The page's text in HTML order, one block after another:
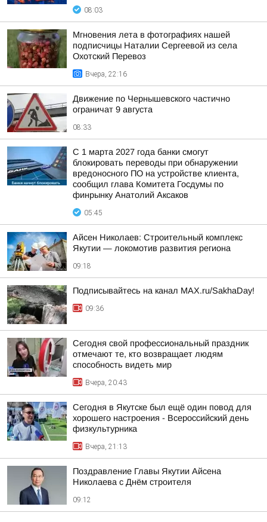
08:03
Мгновения лета в фотографиях нашей
подписчицы Наталии Сергеевой из села
Охотский Перевоз
Вчера, 22:16
Движение по Чернышевского частично
ограничат 9 августа
08:33
С 1 марта 2027 года банки смогут
блокировать переводы при обнаружении
вредоносного ПО на устройстве клиента,
сообщил глава Комитета Госдумы по
финрынку Анатолий Аксаков
05:45
Айсен Николаев: Строительный комплекс
Якутии — локомотив развития региона
09:18
Подписывайтесь на канал MAX.ru/SakhaDay!
09:36
Сегодня свой профессиональный праздник
отмечают те, кто возвращает людям
способность видеть мир
Вчера, 20:43
Сегодня в Якутске был ещё один повод для
хорошего настроения - Всероссийский день
физкультурника
Вчера, 21:13
Поздравление Главы Якутии Айсена
Николаева с Днём строителя
09:12